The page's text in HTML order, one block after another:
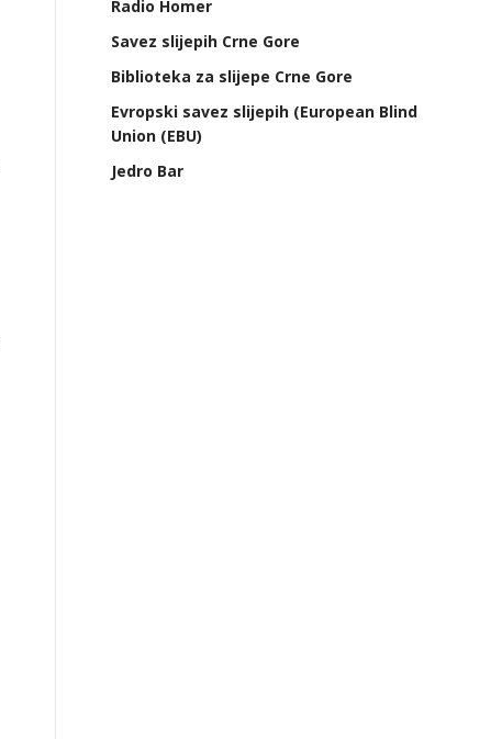
Radio Homer
Savez slijepih Crne Gore
Biblioteka za slijepe Crne Gore
Evropski savez slijepih (European Blind
Union (EBU)
Jedro Bar